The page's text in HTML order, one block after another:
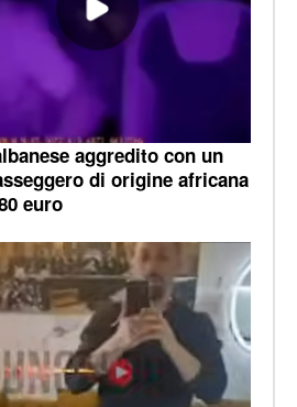
aggredito con un
di origine africana
euro